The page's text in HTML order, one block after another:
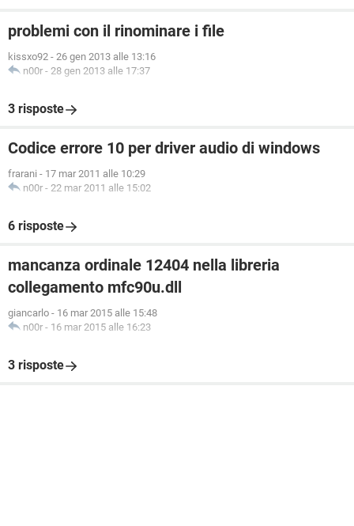
problemi con il rinominare i file
kissxo92 - 26 gen 2013 alle 13:16
n00r - 28 gen 2013 alle 17:37
3 risposte
Codice errore 10 per driver audio di windows
frarani - 17 mar 2011 alle 10:29
n00r - 22 mar 2011 alle 15:02
6 risposte
mancanza ordinale 12404 nella libreria
collegamento mfc90u.dll
giancarlo - 16 mar 2015 alle 15:48
n00r - 16 mar 2015 alle 16:23
3 risposte